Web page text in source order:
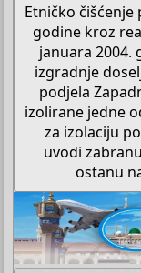
Etničko čišćenje
godine kroz
januara 2004.
izgradnje
podjela
izolirane jedne
za izolaciju
uvodi
ostanu